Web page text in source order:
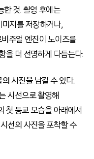
한 것.촬영 후에는
지를 저장하거나,
주얼 엔진이 노이즈를
을 더 선명하게 다듬는다.
사진을 남길 수 있다.
시선으로 촬영해
첫 등교 모습을 아래에서
선의 사진을 포착할 수